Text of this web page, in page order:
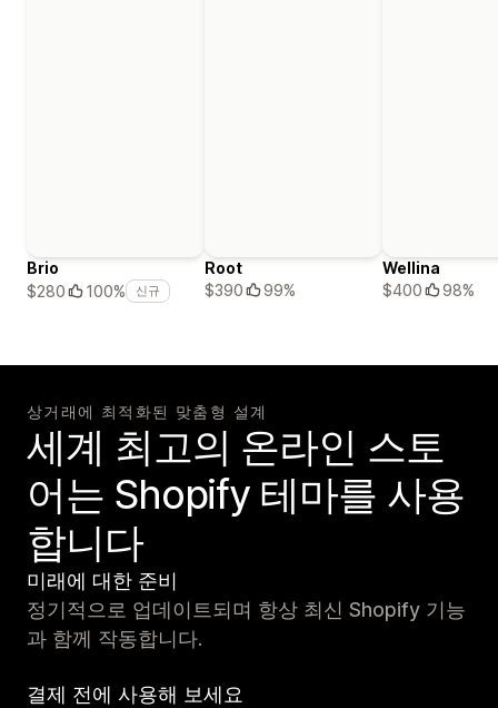
Brio
$280
100% 신규
Root
$390
99%
Wellina
$400
98%
상거래에 최적화된 맞춤형 설계
세계 최고의 온라인 스토
어는 Shopify 테마를 사용
합니다
미래에 대한 준비
정기적으로 업데이트되며 항상 최신 Shopify 기능
과 함께 작동합니다.
결제 전에 사용해 보세요